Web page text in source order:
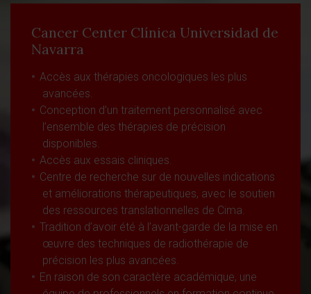
Cancer Center Clínica Universidad de
Navarra
Accès aux thérapies oncologiques les plus
avancées.
Conception d’un traitement personnalisé avec
l’ensemble des thérapies de précision
disponibles.
Accès aux essais cliniques.
Centre de recherche sur de nouvelles indications
et améliorations thérapeutiques, avec le soutien
des ressources translationnelles de Cima.
Tradition d’avoir été à l’avant-garde de la mise en
œuvre des techniques de radiothérapie de
précision les plus avancées.
En raison de son caractère académique, une